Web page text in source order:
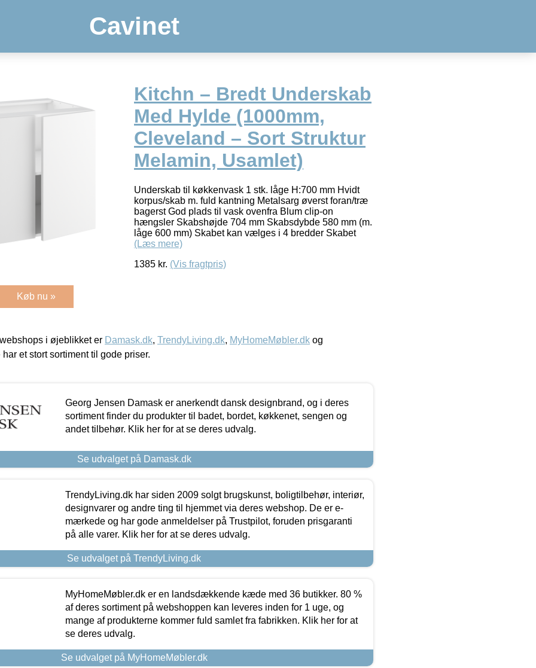
Cavinet
Kitchn – Bredt Underskab
Med Hylde (1000mm,
Cleveland – Sort Struktur
Melamin, Usamlet)
Underskab til køkkenvask 1 stk. låge H:700 mm Hvidt
korpus/skab m. fuld kantning Metalsarg øverst foran/træ
bagerst God plads til vask ovenfra Blum clip-on
hængsler Skabshøjde 704 mm Skabsdybde 580 mm (m.
låge 600 mm) Skabet kan vælges i 4 bredder Skabet
(Læs mere)
1385 kr. (Vis fragtpris)
Køb nu »
i øjeblikket er Damask.dk, TrendyLiving.dk, MyHomeMøbler.dk og
har et stort sortiment til gode priser.
Georg Jensen Damask er anerkendt dansk designbrand, og i deres
sortiment finder du produkter til badet, bordet, køkkenet, sengen og
andet tilbehør. Klik her for at se deres udvalg.
Se udvalget på Damask.dk
TrendyLiving.dk har siden 2009 solgt brugskunst, boligtilbehør, interiør,
designvarer og andre ting til hjemmet via deres webshop. De er e-
mærkede og har gode anmeldelser på Trustpilot, foruden prisgaranti
på alle varer. Klik her for at se deres udvalg.
Se udvalget på TrendyLiving.dk
MyHomeMøbler.dk er en landsdækkende kæde med 36 butikker. 80 %
af deres sortiment på webshoppen kan leveres inden for 1 uge, og
mange af produkterne kommer fuld samlet fra fabrikken. Klik her for at
se deres udvalg.
Se udvalget på MyHomeMøbler.dk